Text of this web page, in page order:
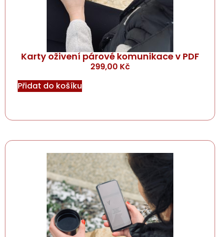
Karty oživení párové komunikace v PDF
299,00 Kč
Přidat do košíku